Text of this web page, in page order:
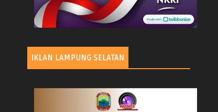
IKLAN LAMPUNG SELATAN